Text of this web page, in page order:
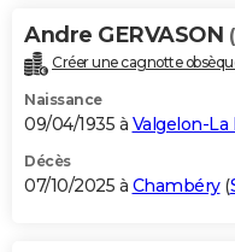
Carte de Noël
Carte Bonne année
Carte Saint-Valentin
Carte Pâques
Carte d'anniversaire
DICTIONNAIRE
Dictionnaire
Biographies
Citations
Expressions
Proverbes
PROGRAMME TV
S'inscrire
Se connecter
Lycées
Collèges
Primaires
Universités
Entreprises
Service militaire
Avis de recherche
AVIS DE DÉCÈS
Andre GERVASON
Créer une cagnotte
Naissance
09/04/1935 à Valgelon-
Décès
07/10/2025 à Chambéry(